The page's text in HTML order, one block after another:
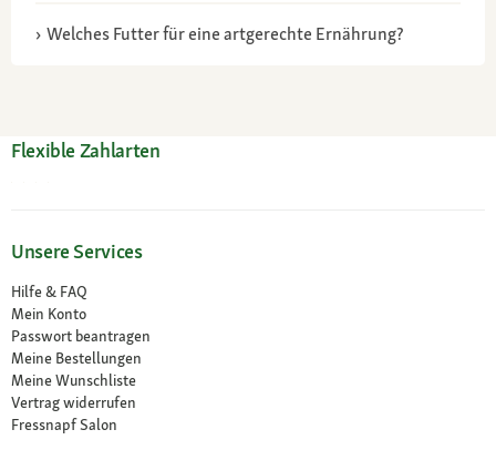
Welches Futter für eine artgerechte Ernährung?
Flexible Zahlarten
Unsere Services
Hilfe & FAQ
Mein Konto
Passwort beantragen
Meine Bestellungen
Meine Wunschliste
Vertrag widerrufen
Fressnapf Salon